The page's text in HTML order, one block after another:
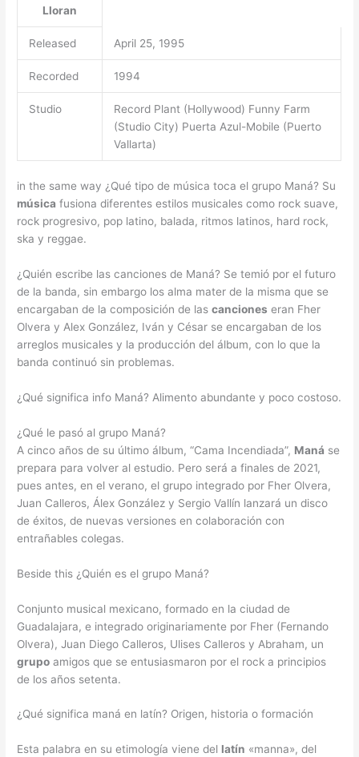
Lloran
Released April 25, 1995
Recorded 1994
Studio
Record Plant (Hollywood) Funny Farm
(Studio City) Puerta Azul-Mobile (Puerto
Vallarta)
in the same way ¿Qué tipo de música toca el grupo Maná? Su
música fusiona diferentes estilos musicales como rock suave,
rock progresivo, pop latino, balada, ritmos latinos, hard rock,
ska y reggae.
¿Quién escribe las canciones de Maná? Se temió por el futuro
de la banda, sin embargo los alma mater de la misma que se
encargaban de la composición de lascanciones eran Fher
Olvera y Alex González, Iván y César se encargaban de los
arreglos musicales y la producción del álbum, con lo que la
banda continuó sin problemas.
¿Qué significa info Maná? Alimento abundante y poco costoso.
¿Qué le pasó al grupo Maná?
A cinco años de su último álbum, “Cama Incendiada”, Maná se
prepara para volver al estudio. Pero será a finales de 2021,
pues antes, en el verano, el grupo integrado por Fher Olvera,
Juan Calleros, Álex González y Sergio Vallín lanzará un disco
de éxitos, de nuevas versiones en colaboración con
entrañables colegas.
Beside this ¿Quién es el grupo Maná?
Conjunto musical mexicano, formado en la ciudad de
Guadalajara, e integrado originariamente por Fher (Fernando
Olvera), Juan Diego Calleros, Ulises Calleros y Abraham, un
grupo amigos que se entusiasmaron por el rock a principios
de los años setenta.
¿Qué significa maná en latín? Origen, historia o formación
Esta palabra en su etimología viene del latín «manna», del